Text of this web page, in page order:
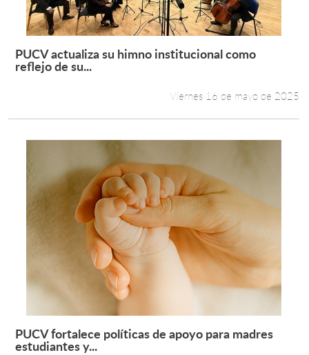
Leer más +
PUCV actualiza su himno institucional como
reflejo de su...
Viernes 16 de mayo de 2025
Leer más +
PUCV fortalece políticas de apoyo para madres
estudiantes y...